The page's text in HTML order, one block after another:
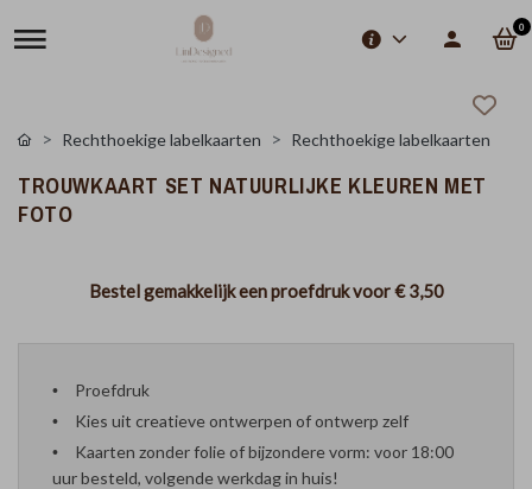
0
Rechthoekige labelkaarten Rechthoekige labelkaarten
TROUWKAART SET NATUURLIJKE KLEUREN MET
FOTO
Bestel gemakkelijk een proefdruk voor€ 3,50
Proefdruk
Kies uit creatieve ontwerpen of ontwerp zelf
Kaarten zonder folie of bijzondere vorm: voor 18:00
uur besteld, volgende werkdag in huis!